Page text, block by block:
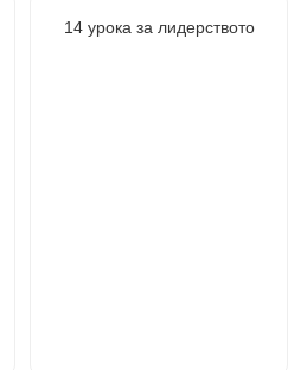
14 урока за лидерството